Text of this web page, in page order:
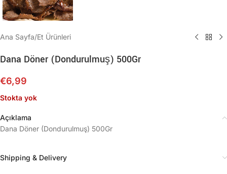
Ana Sayfa/Et Ürünleri
Dana Döner (Dondurulmuş) 500Gr
€6,99
Stokta yok
Açıklama
Dana Döner (Dondurulmuş) 500Gr
Shipping & Delivery